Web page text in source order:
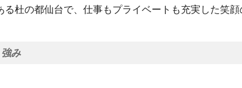
る杜の都仙台で、仕事もプライベートも充実した笑
み